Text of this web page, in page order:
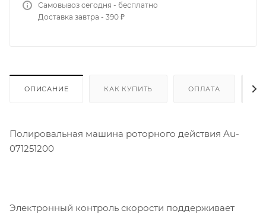
Самовывоз сегодня - бесплатно
Доставка завтра - 390 ₽
ОПИСАНИЕ КАК КУПИТЬ ОПЛАТА
Полировальная машина роторного действия Au-
071251200
Электронный контроль скорости поддерживает